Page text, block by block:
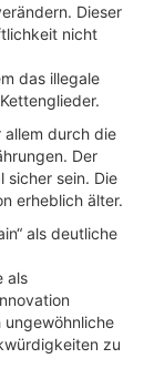
Dieser
nicht
das illegale
allem durch die
Der
sicher sein. Die
erheblich älter.
als deutliche
als
zu